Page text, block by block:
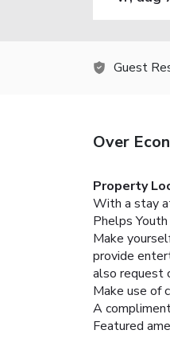
Guest
Over
Property
With a stay
Phelps
Make
provide
also request
Make use of
A
Featured